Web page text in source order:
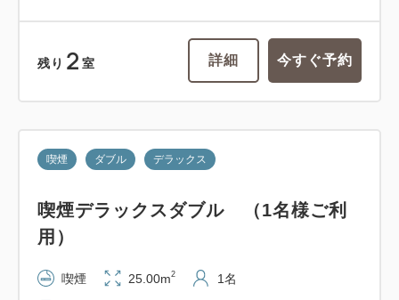
残り 2 室 詳細 今すぐ予約
喫煙 ダブル デラックス
喫煙デラックスダブル （1名様ご利
用）
喫煙 25.00m2 1名